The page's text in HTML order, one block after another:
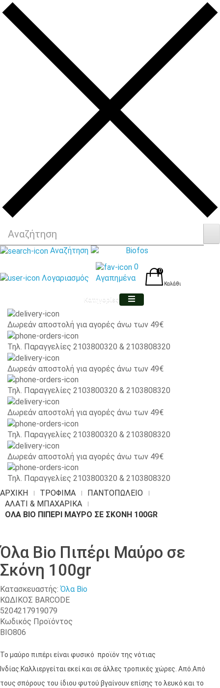
Αναζήτηση
Λογαριασμός
0
Αγαπημένα
Καλάθι
0
Κατηγορίες
Δωρεάν αποστολή για αγορές άνω των 49€
Τηλ. Παραγγελίες 2103800320 & 2103808320
Δωρεάν αποστολή για αγορές άνω των 49€
Τηλ. Παραγγελίες 2103800320 & 2103808320
Δωρεάν αποστολή για αγορές άνω των 49€
Τηλ. Παραγγελίες 2103800320 & 2103808320
Δωρεάν αποστολή για αγορές άνω των 49€
Τηλ. Παραγγελίες 2103800320 & 2103808320
ΑΡΧΙΚΉ
ΤΡΟΦΙΜΑ
ΠΑΝΤΟΠΩΛΕΊΟ
ΑΛΆΤΙ & ΜΠΑΧΑΡΙΚΆ
ΌΛΑ BIO ΠΙΠΈΡΙ ΜΑΎΡΟ ΣΕ ΣΚΌΝΗ 100GR
Όλα Bio Πιπέρι Μαύρο σε
Σκόνη 100gr
Κατασκευαστής:Όλα Bio
ΚΩΔΙΚΟΣ BARCODE
5204217919079
Κωδικός Προϊόντος
ΒΙΟ806
Το μαύρο πιπέρι είναι φυσικό προϊόν της νότιας
Ινδίας.Καλλιεργείται εκεί και σε άλλες τροπικές χώρες. Από.Από
τους σπόρους του ίδιου φυτού βγαίνουν επίσης το λευκό και το